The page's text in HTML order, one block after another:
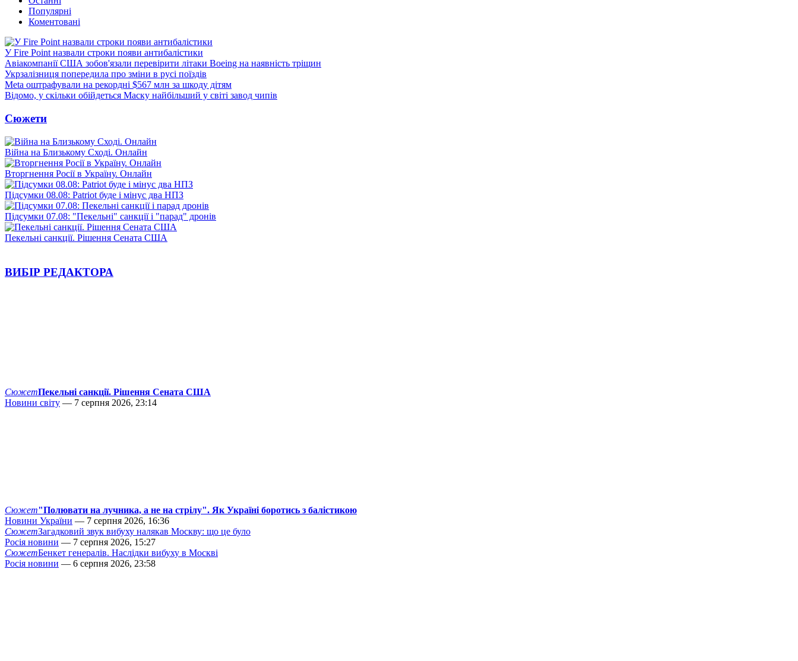
Популярні
Коментовані
У Fire Point назвали строки появи антибалістики
Авіакомпанії США зобов'язали перевірити літаки Boeing на наявність тріщин
Укрзалізниця попередила про зміни в русі поїздів
Meta оштрафували на рекордні $567 млн за шкоду дітям
Відомо, у скільки обійдеться Маску найбільший у світі завод чипів
Сюжети
Війна на Близькому Сході. Онлайн
Вторгнення Росії в Україну. Онлайн
Підсумки 08.08: Patriot буде і мінус два НПЗ
Підсумки 07.08: "Пекельні" санкції і "парад" дронів
Пекельні санкції. Рішення Сената США
ВИБІР РЕДАКТОРА
СюжетПекельні санкції. Рішення Сената США
Новини світу — 7 серпня 2026, 23:14
Сюжет"Полювати на лучника, а не на стрілу". Як Україні боротись з балістикою
Новини України — 7 серпня 2026, 16:36
СюжетЗагадковий звук вибуху налякав Москву: що це було
Росія новини — 7 серпня 2026, 15:27
СюжетБенкет генералів. Наслідки вибуху в Москві
Росія новини — 6 серпня 2026, 23:58